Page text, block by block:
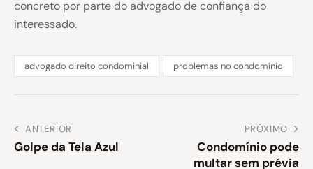
concreto por parte do advogado de confiança do
interessado.
advogado direito condominial problemas no condomínio
ANTERIOR
Golpe da Tela Azul
PRÓXIMO
Condomínio pode
multar sem prévia